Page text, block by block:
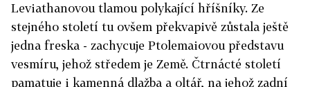
Leviathanovou tlamou polykající hříšníky. Ze
stejného století tu ovšem překvapivě zůstala ještě
jedna freska - zachycuje Ptolemaiovou představu
vesmíru, jehož středem je Země. Čtrnácté století
pamatuje i kamenná dlažba a oltář, na jehož zadní